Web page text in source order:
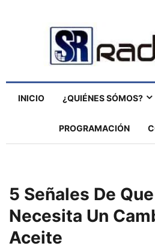
INICIO ¿QUIÉNES SÓMOS?
PROGRAMACIÓN
5 Señales De
Necesita Un
Aceite